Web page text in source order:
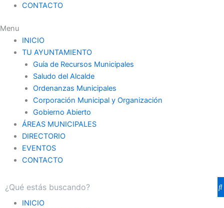
CONTACTO
Menu
INICIO
TU AYUNTAMIENTO
Guía de Recursos Municipales
Saludo del Alcalde
Ordenanzas Municipales
Corporación Municipal y Organización
Gobierno Abierto
ÁREAS MUNICIPALES
DIRECTORIO
EVENTOS
CONTACTO
INICIO